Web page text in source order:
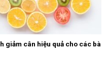
giảm cân hiệu quả cho các bà